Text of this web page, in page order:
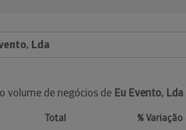
Lda
volume de negócios de Eu Evento, Lda
Total % Variação